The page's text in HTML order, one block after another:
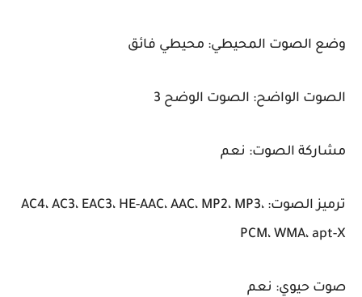
وضع الصوت المحيطي: محيطي فائق
الصوت الواضح: الصوت الوضح 3
مشاركة الصوت: نعم
ترميز الصوت: AC4، AC3، EAC3، HE-AAC، AAC، MP2، MP3،
PCM، WMA، apt-X
صوت حيوي: نعم